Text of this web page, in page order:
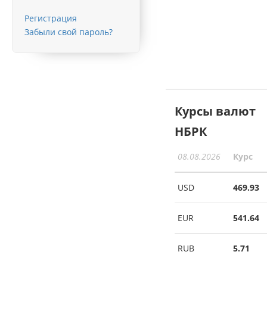
Регистрация
Забыли свой пароль?
Курсы валют
НБРК
08.08.2026 Курс
USD 469.93
EUR 541.64
RUB 5.71